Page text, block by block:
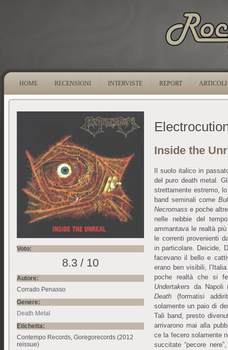
HOME RECENSIONI INTERVISTE REPORT ARTICOLI
Voto:
8.3 / 10
Autore:
Corrado Penasso
Genere:
Death Metal
Etichetta:
Contempo Records, Goregorecords (2012
reissue)
Inside the
Il suolo italico in
del puro death metal.
strettamente estremo,
band seminali come
Necromass e poche
nelle nebbie del
ammantava le realtà
le correnti provenienti
in particolare. Deicide,
facevano il bello e
erano ben visibili,
poche realtà che si
Undertakers da Napoli
Death(formatisi
solamente un paio di
Tali band, presto
arrivarono mai alla
ce la fecero solamente
succitate “pecore